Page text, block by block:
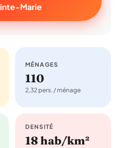
Marie
MÉNAGES
110
2,32 pers. / ménage
DENSITÉ
18 hab/km²